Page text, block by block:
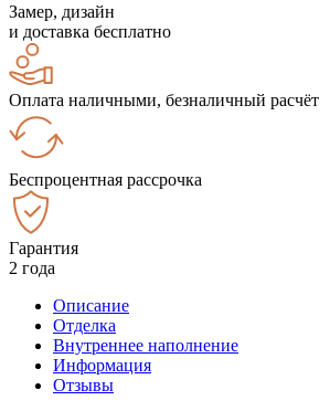
Замер, дизайн
и доставка бесплатно
Оплата наличными, безналичный расчёт
Беспроцентная рассрочка
Гарантия
2 года
Описание
Отделка
Внутреннее наполнение
Информация
Отзывы